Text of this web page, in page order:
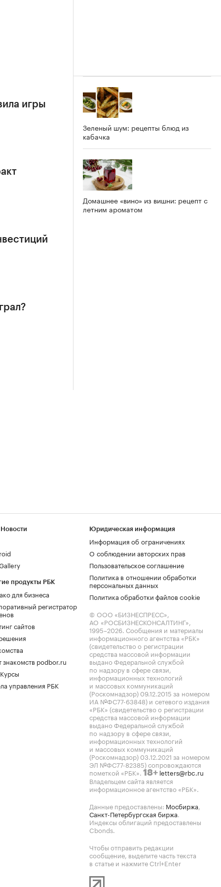
игры
Зеленый шум: рецепты блюд из
кабачка
Домашнее «вино» из вишни: рецепт с
летним ароматом
продукты РБК
для бизнеса
регистратор
сайтов
знакомств podbor.ru
управления РБК
Юридическая информация
Информация об ограничениях
О соблюдении авторских прав
Пользовательское соглашение
Политика в отношении обработки
персональных данных
Политика обработки файлов cookie
© ООО «БИЗНЕСПРЕСС»,
АО «РОСБИЗНЕСКОНСАЛТИНГ»,
1995–2026. Сообщения и материалы
информационного агентства «РБК»
(свидетельство о регистрации
средства массовой информации
выдано Федеральной службой
по надзору в сфере связи,
информационных технологий
и массовых коммуникаций
(Роскомнадзор) 09.12.2015 за номером
ИА №ФС77-63848) и сетевого издания
«РБК» (свидетельство о регистрации
средства массовой информации
выдано Федеральной службой
по надзору в сфере связи,
информационных технологий
и массовых коммуникаций
(Роскомнадзор) 03.12.2021 за номером
ЭЛ №ФС77-82385) сопровождаются
пометкой «РБК». 18+ letters@rbc.ru
Владельцем сайта является
информационное агентство «РБК».
Данные предоставлены: Мосбиржа,
Санкт-Петербургская биржа.
Индексы облигаций предоставлены
Cbonds.
Чтобы отправить редакции
сообщение, выделите часть текста
в статье и нажмите Ctrl+Enter